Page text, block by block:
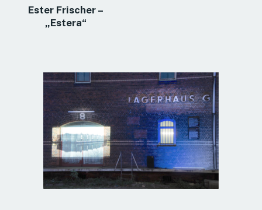
Ester Frischer –
„Estera“